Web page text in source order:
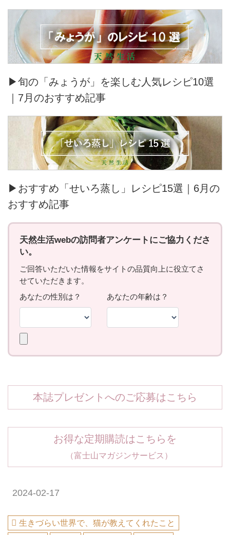
▶旬の「みょうが」を楽しむ人気レシピ10選
｜7月のおすすめ記事
▶おすすめ「せいろ蒸し」レシピ15選｜6月の
おすすめ記事
本誌プレゼントへのご応募はこちら
お得な定期購読はこちらを
（富士山マガジンサービス）
2024-02-17
生きづらい世界で、猫が教えてくれたこと